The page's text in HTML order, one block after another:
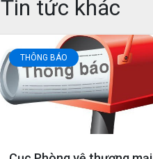
Tin tức khác
THÔNG BÁO